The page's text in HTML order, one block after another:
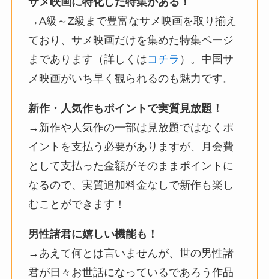
→A級～Z級まで豊富なサメ映画を取り揃え
ており、サメ映画だけを集めた特集ページ
まであります（詳しくはコチラ ）。中国サ
メ映画がいち早く観られるのも魅力です。
新作・人気作もポイントで実質見放題！
→新作や人気作の一部は見放題ではなくポ
イントを支払う必要がありますが、月会費
として支払った金額がそのままポイントに
なるので、実質追加料金なしで新作も楽し
むことができます！
男性諸君に嬉しい機能も！
→あえて何とは言いませんが、世の男性諸
君が日々お世話になっているであろう作品